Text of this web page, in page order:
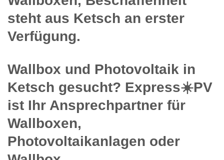
steht aus Ketsch an erster
Verfügung.
Wallbox und Photovoltaik in
Ketsch gesucht? Express☀️PV️
ist Ihr Ansprechpartner für
Wallboxen,
Photovoltaikanlagen oder